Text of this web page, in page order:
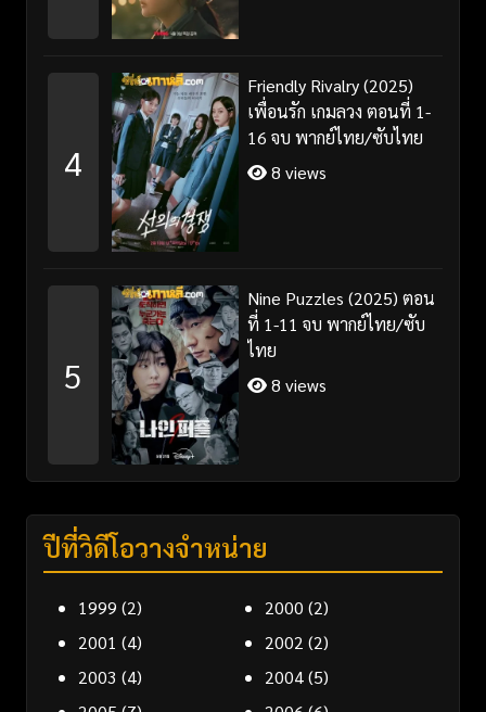
4
Friendly Rivalry (2025)
เพื่อนรัก เกมลวง ตอนที่ 1-
16 จบ พากย์ไทย/ซับไทย
8 views
5
Nine Puzzles (2025) ตอน
ที่ 1-11 จบ พากย์ไทย/ซับ
ไทย
8 views
ปีที่วิดีโอวางจำหน่าย
1999 (2) 2000 (2)
2001 (4) 2002 (2)
2003 (4) 2004(5)